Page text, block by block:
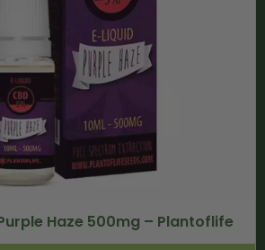
Haze 500mg – Plantoflife